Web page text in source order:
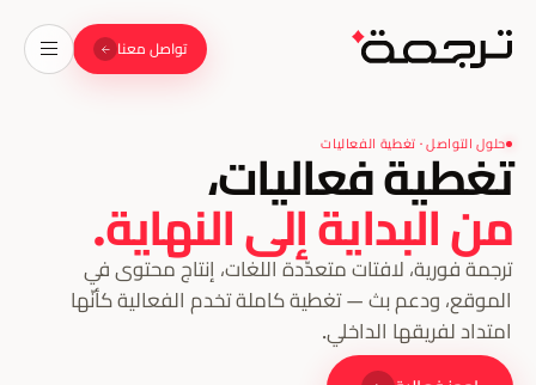
تواصل معنا
حلول التواصل · تغطية الفعاليات
تغطية فعاليات،
من البداية إلى النهاية.
ترجمة فورية، لافتات متعدّدة اللغات، إنتاج محتوى في
الموقع، ودعم بث — تغطية كاملة تخدم الفعالية كأنّها
امتداد لفريقها الداخلي.